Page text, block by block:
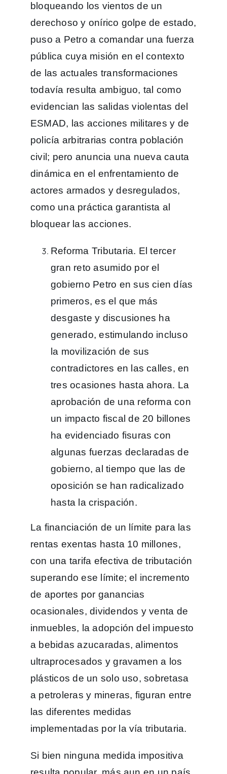
bloqueando los vientos de un
derechoso y onírico golpe de estado,
puso a Petro a comandar una fuerza
pública cuya misión en el contexto
de las actuales transformaciones
todavía resulta ambiguo, tal como
evidencian las salidas violentas del
ESMAD, las acciones militares y de
policía arbitrarias contra población
civil; pero anuncia una nueva cauta
dinámica en el enfrentamiento de
actores armados y desregulados,
como una práctica garantista al
bloquear las acciones.
Reforma Tributaria. El tercer
gran reto asumido por el
gobierno Petro en sus cien días
primeros, es el que más
desgaste y discusiones ha
generado, estimulando incluso
la movilización de sus
contradictores en las calles, en
tres ocasiones hasta ahora. La
aprobación de una reforma con
un impacto fiscal de 20 billones
ha evidenciado fisuras con
algunas fuerzas declaradas de
gobierno, al tiempo que las de
oposición se han radicalizado
hasta la crispación.
La financiación de un límite para las
rentas exentas hasta 10 millones,
con una tarifa efectiva de tributación
superando ese límite; el incremento
de aportes por ganancias
ocasionales, dividendos y venta de
inmuebles, la adopción del impuesto
a bebidas azucaradas, alimentos
ultraprocesados y gravamen a los
plásticos de un solo uso, sobretasa
a petroleras y mineras, figuran entre
las diferentes medidas
implementadas por la vía tributaria.
Si bien ninguna medida impositiva